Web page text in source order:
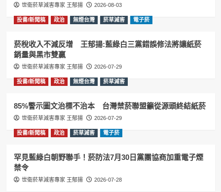
世衛菸草減害專家 王郁揚 2026-08-03
投書/新聞稿 政治 無煙台灣 菸草減害 電子菸
菸稅收入不減反增 王郁揚:藍綠白三黨錯誤修法將讓紙菸
銷量與黑市雙贏
世衛菸草減害專家 王郁揚 2026-07-29
投書/新聞稿 政治 無煙台灣 菸草減害
85%警示圖文治標不治本 台灣禁菸聯盟籲從源頭終結紙菸
世衛菸草減害專家 王郁揚 2026-07-29
投書/新聞稿 政治 菸草減害 電子菸
罕見藍綠白朝野聯手！菸防法7月30日黨團協商加重電子煙
禁令
世衛菸草減害專家 王郁揚 2026-07-28